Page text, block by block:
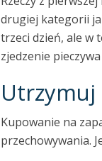
drugiej kategorii
trzeci dzień, ale w
zjedzenie
Utrzymuj
Kupowanie na
przechowywania.